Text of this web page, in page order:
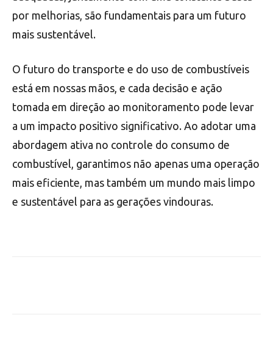
por melhorias, são fundamentais para um futuro
mais sustentável.
O futuro do transporte e do uso de combustíveis
está em nossas mãos, e cada decisão e ação
tomada em direção ao monitoramento pode levar
a um impacto positivo significativo. Ao adotar uma
abordagem ativa no controle do consumo de
combustível, garantimos não apenas uma operação
mais eficiente, mas também um mundo mais limpo
e sustentável para as gerações vindouras.